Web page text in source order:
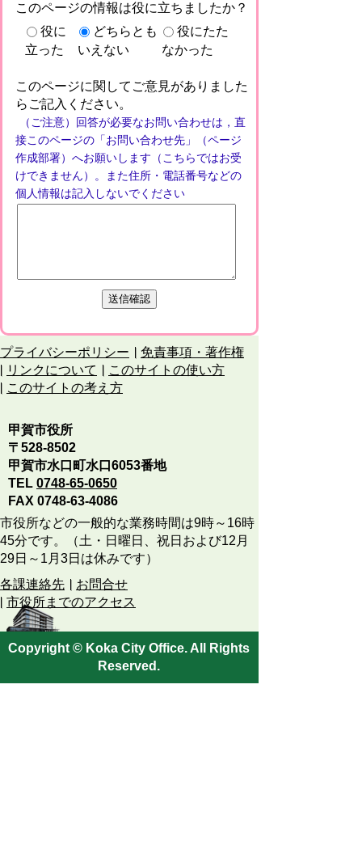
このページの情報は役に立ちましたか？
役に
立った
どちらとも
いえない
役にたた
なかった
このページに関してご意見がありました
らご記入ください。
（ご注意）回答が必要なお問い合わせは，直
接このページの「お問い合わせ先」（ページ
作成部署）へお願いします（こちらではお受
けできません）。また住所・電話番号などの
個人情報は記入しないでください
プライバシーポリシー
免責事項・著作権
リンクについて
このサイトの使い方
このサイトの考え方
甲賀市役所
〒528-8502
甲賀市水口町水口6053番地
TEL 0748-65-0650
FAX 0748-63-4086
市役所などの一般的な業務時間は9時～16時
45分です。（土・日曜日、祝日および12月
29日～1月3日は休みです）
各課連絡先
お問合せ
市役所までのアクセス
Copyright © Koka City Office. All Rights
Reserved.